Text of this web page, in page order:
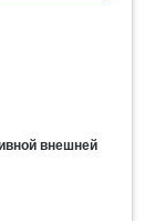
внешней